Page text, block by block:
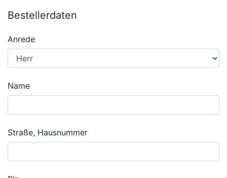
Bestellerdaten
Anrede
Name
Straße, Hausnummer